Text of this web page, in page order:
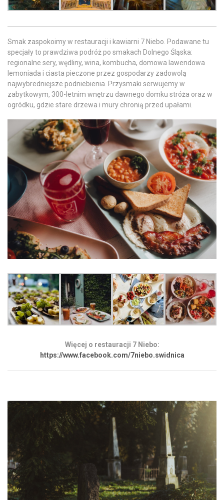
Smak zaspokoimy w restauracji i kawiarni 7 Niebo. Podawane tu
specjały to prawdziwa podróż po smakach Dolnego Śląska:
regionalne sery, wędliny, wina, kombucha, domowa lawendowa
lemoniada i ciasta pieczone przez gospodarzy zadowolą
najwybredniejsze podniebienia. Przysmaki serwujemy w
zabytkowym, 300-letnim wnętrzu dawnego domku stróża oraz w
ogródku, gdzie stare drzewa i mury chronią przed upałami.
Więcej o restauracji 7 Niebo:
https://www.facebook.com/7niebo.swidnica